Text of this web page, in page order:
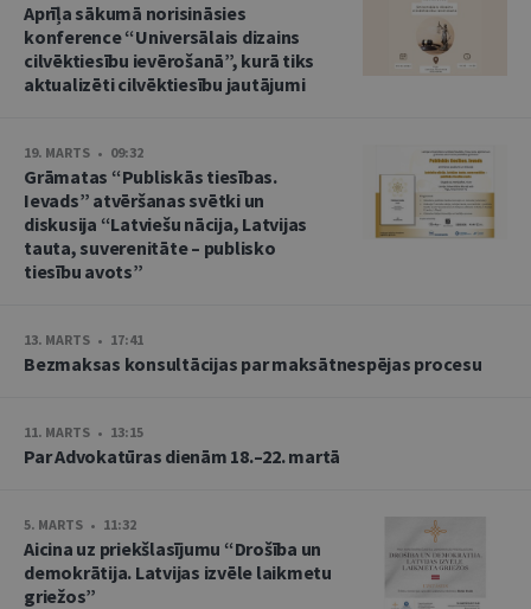
Aprīļa sākumā norisināsies
konference “Universālais dizains
cilvēktiesību ievērošanā”, kurā tiks
aktualizēti cilvēktiesību jautājumi
19. MARTS • 09:32
Grāmatas “Publiskās tiesības.
Ievads” atvēršanas svētki un
diskusija “Latviešu nācija, Latvijas
tauta, suverenitāte – publisko
tiesību avots”
13. MARTS • 17:41
Bezmaksas konsultācijas par maksātnespējas procesu
11. MARTS • 13:15
Par Advokatūras dienām 18.–22. martā
5. MARTS • 11:32
Aicina uz priekšlasījumu “Drošība un
demokrātija. Latvijas izvēle laikmetu
griežos”